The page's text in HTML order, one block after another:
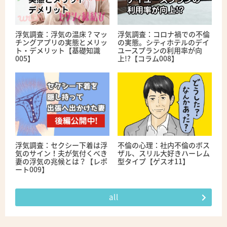
浮気調査：浮気の温床？マッ
チングアプリの実態とメリッ
ト・デメリット【基礎知識
005】
浮気調査：コロナ禍での不倫
の実態。シティホテルのデイ
ユースプランの利用率が向
上!?【コラム008】
浮気調査：セクシー下着は浮
気のサイン！夫が気付くべき
妻の浮気の兆候とは？【レポ
ート009】
不倫の心理：社内不倫のボス
ザル、スリル大好きハーレム
型タイプ【ゲスオ11】
all